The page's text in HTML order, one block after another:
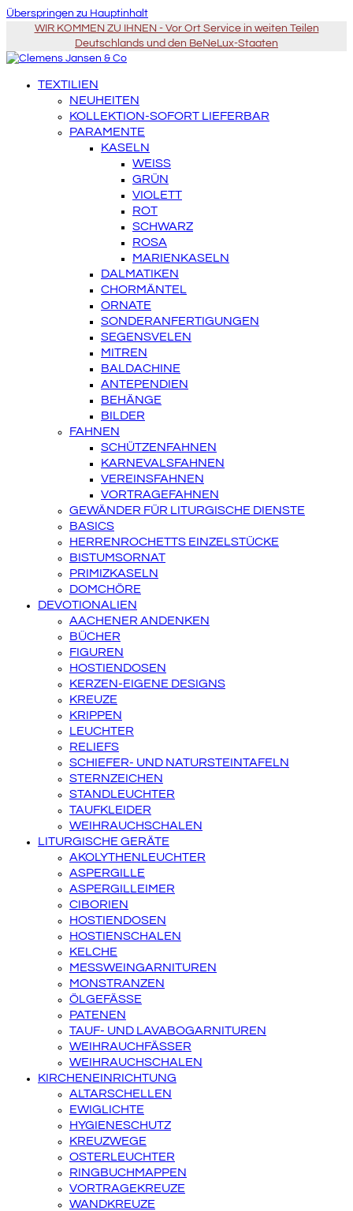
Überspringen zu Hauptinhalt
WIR KOMMEN ZU IHNEN - Vor Ort Service in weiten Teilen
Deutschlands und den BeNeLux-Staaten
TEXTILIEN
NEUHEITEN
KOLLEKTION-SOFORT LIEFERBAR
PARAMENTE
KASELN
WEISS
GRÜN
VIOLETT
ROT
SCHWARZ
ROSA
MARIENKASELN
DALMATIKEN
CHORMÄNTEL
ORNATE
SONDERANFERTIGUNGEN
SEGENSVELEN
MITREN
BALDACHINE
ANTEPENDIEN
BEHÄNGE
BILDER
FAHNEN
SCHÜTZENFAHNEN
KARNEVALSFAHNEN
VEREINSFAHNEN
VORTRAGEFAHNEN
GEWÄNDER FÜR LITURGISCHE DIENSTE
BASICS
HERRENROCHETTS EINZELSTÜCKE
BISTUMSORNAT
PRIMIZKASELN
DOMCHÖRE
DEVOTIONALIEN
AACHENER ANDENKEN
BÜCHER
FIGUREN
HOSTIENDOSEN
KERZEN-EIGENE DESIGNS
KREUZE
KRIPPEN
LEUCHTER
RELIEFS
SCHIEFER- UND NATURSTEINTAFELN
STERNZEICHEN
STANDLEUCHTER
TAUFKLEIDER
WEIHRAUCHSCHALEN
LITURGISCHE GERÄTE
AKOLYTHENLEUCHTER
ASPERGILLE
ASPERGILLEIMER
CIBORIEN
HOSTIENDOSEN
HOSTIENSCHALEN
KELCHE
MESSWEINGARNITUREN
MONSTRANZEN
ÖLGEFÄSSE
PATENEN
TAUF- UND LAVABOGARNITUREN
WEIHRAUCHFÄSSER
WEIHRAUCHSCHALEN
KIRCHENEINRICHTUNG
ALTARSCHELLEN
EWIGLICHTE
HYGIENESCHUTZ
KREUZWEGE
OSTERLEUCHTER
RINGBUCHMAPPEN
VORTRAGEKREUZE
WANDKREUZE